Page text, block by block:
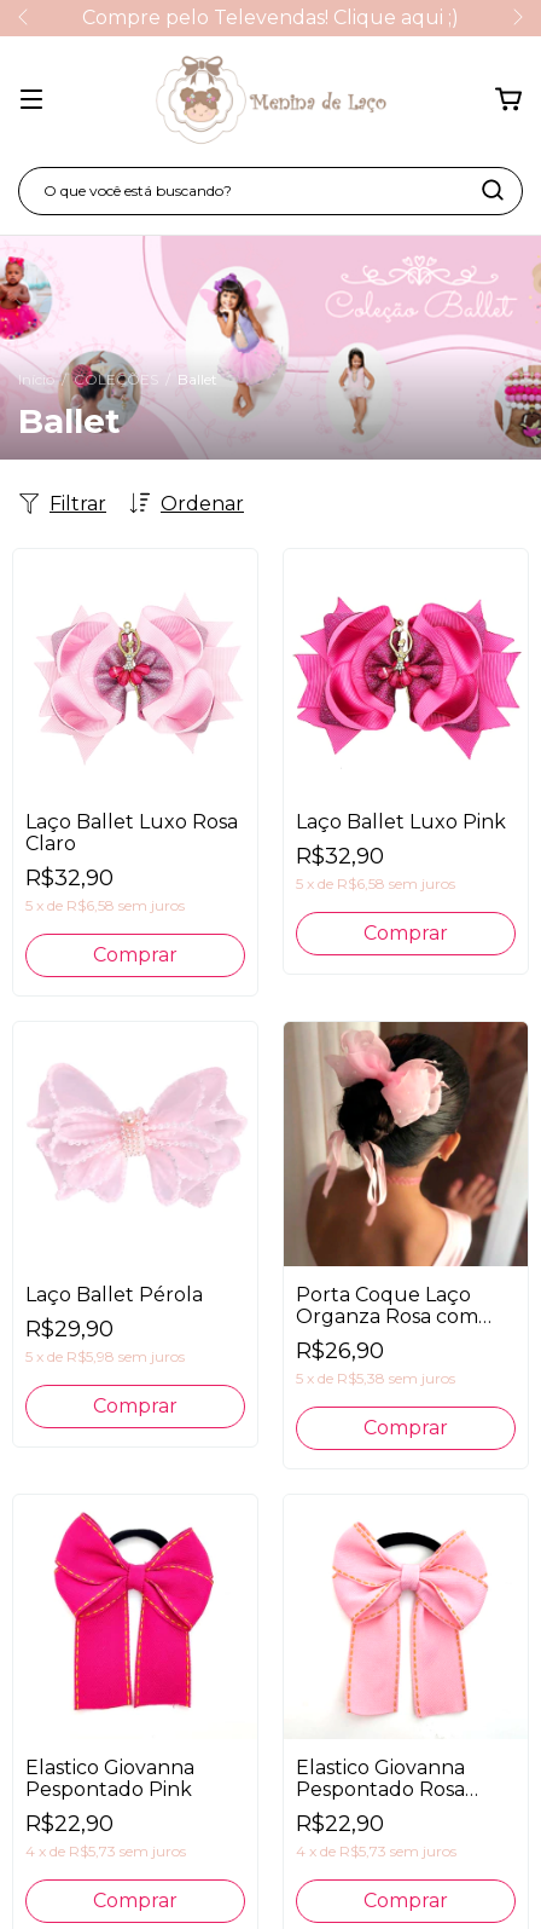
Compre pelo Televendas! Clique aqui ;)
Início / COLEÇÕES / Ballet
Ballet
Ordenar
Filtrar
Laço Ballet Luxo Rosa
Claro
R$32,90
5 x de R$6,58 sem juros
Laço Ballet Luxo Pink
R$32,90
5 x de R$6,58 sem juros
Laço Ballet Pérola
R$29,90
5 x de R$5,98 sem juros
Porta Coque Laço
Organza Rosa com
Pérolas
R$26,90
5 x de R$5,38 sem juros
Elastico Giovanna
Pespontado Pink
R$22,90
4 x de R$5,73 sem juros
Elastico Giovanna
Pespontado Rosa
Claro
R$22,90
4 x de R$5,73 sem juros